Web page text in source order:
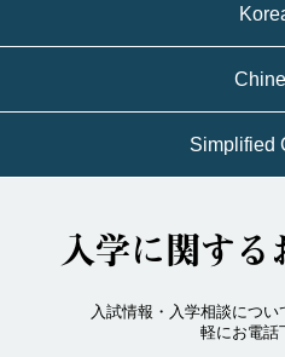
Simplified
入学に関する
入試情報・入学相談につ
軽にお電話